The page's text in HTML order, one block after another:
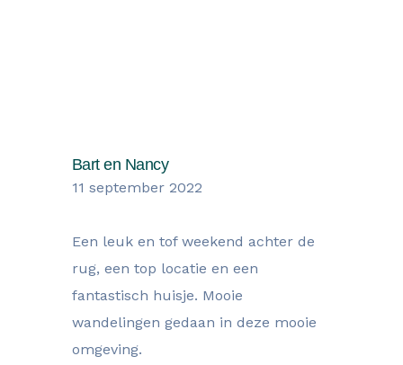
Bart en Nancy
11 september 2022
Een leuk en tof weekend achter de
rug, een top locatie en een
fantastisch huisje. Mooie
wandelingen gedaan in deze mooie
omgeving.